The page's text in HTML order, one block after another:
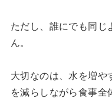
ただし、誰にでも同
ん。
大切なのは、水を増や
を減らしながら食事全